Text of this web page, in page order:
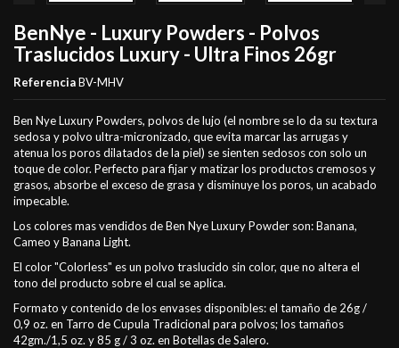
BenNye - Luxury Powders - Polvos
Traslucidos Luxury - Ultra Finos 26gr
ReferenciaBV-MHV
Ben Nye Luxury Powders, polvos de lujo (el nombre se lo da su textura
sedosa y polvo ultra-micronizado, que evita marcar las arrugas y
atenua los poros dilatados de la piel) se sienten sedosos con solo un
toque de color. Perfecto para fijar y matizar los productos cremosos y
grasos, absorbe el exceso de grasa y disminuye los poros, un acabado
impecable.
Los colores mas vendidos de Ben Nye Luxury Powder son: Banana,
Cameo y Banana Light.
El color "Colorless" es un polvo traslucido sin color, que no altera el
tono del producto sobre el cual se aplica.
Formato y contenido de los envases disponibles: el tamaño de 26g /
0,9 oz. en Tarro de Cupula Tradicional para polvos;los tamaños
42gm./1,5 oz. y 85 g / 3 oz. en Botellas de Salero.